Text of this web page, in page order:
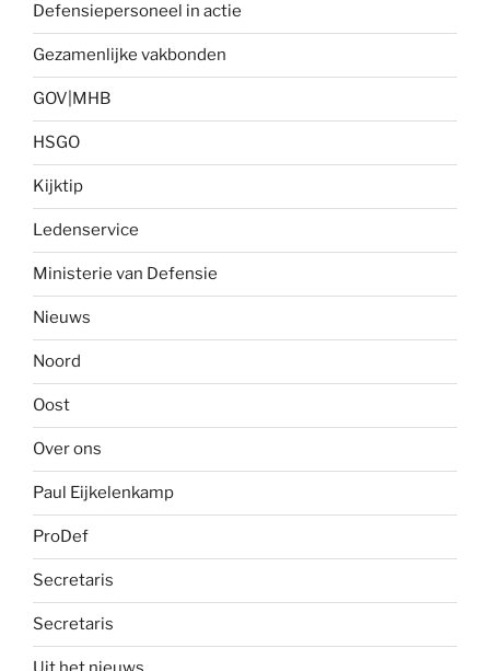
Defensiepersoneel in actie
Gezamenlijke vakbonden
GOV|MHB
HSGO
Kijktip
Ledenservice
Ministerie van Defensie
Nieuws
Noord
Oost
Over ons
Paul Eijkelenkamp
ProDef
Secretaris
Secretaris